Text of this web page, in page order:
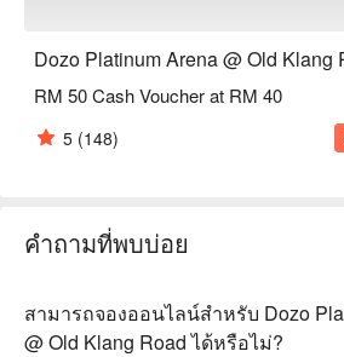
Dozo Platinum Arena @ Old Klang
RM 50 Cash Voucher at RM 40
5 (148)
คำถามที่พบบ่อย
สามารถจองออนไลน์สำหรับ Dozo
@ Old Klang Road ได้หรือไม่?